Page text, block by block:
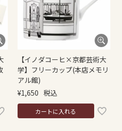
【イノダコーヒ×京都芸術大
学】フリーカップ(本店メモリ
アル館)
¥1,650 税込
カートに入れる